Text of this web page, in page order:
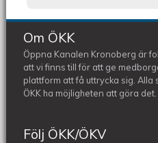
Om ÖKK
Öppna Kanalen Kronoberg är
att vi finns till för att ge
plattform att få uttrycka sig. Alla
ÖKK ha möjligheten att göra det.
Följ ÖKK/ÖKV